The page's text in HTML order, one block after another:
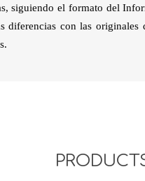
siguiendo el formato del
diferencias con las